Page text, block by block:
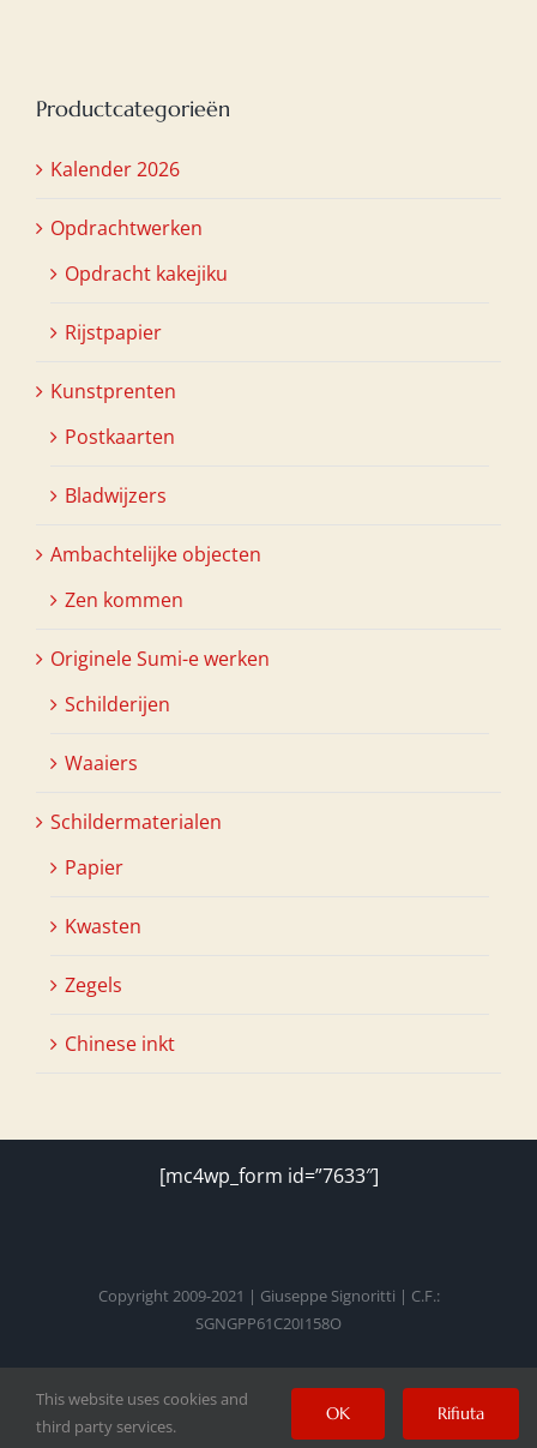
Productcategorieën
Kalender 2026
Opdrachtwerken
Opdracht kakejiku
Rijstpapier
Kunstprenten
Postkaarten
Bladwijzers
Ambachtelijke objecten
Zen kommen
Originele Sumi-e werken
Schilderijen
Waaiers
Schildermaterialen
Papier
Kwasten
Zegels
Chinese inkt
[mc4wp_form id=”7633″]
Copyright 2009-2021 | Giuseppe Signoritti | C.F.:
SGNGPP61C20I158O
Facebook
TwitterInstagram
PinterestYouTube
This website uses cookies and
third party services.
OK Rifiuta